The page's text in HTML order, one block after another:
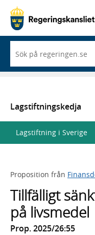
du
börjar
skriva
en
lista
med
sökförslag
Lagstiftningskedja
Lagstiftning i Sverige
Proposition från
Tillfälligt
på livsmedel
Prop. 2025/26:55